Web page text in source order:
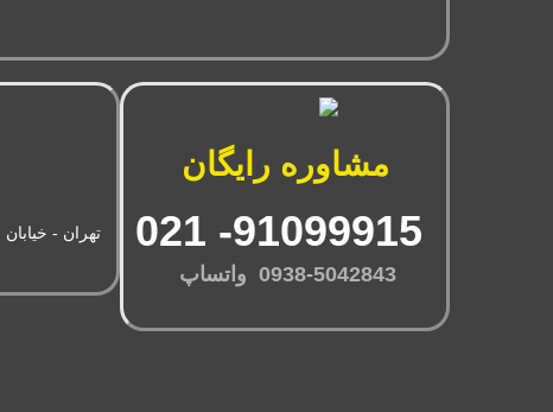
مشاوره رایگان
0938-5042843 واتساپ
تهران -